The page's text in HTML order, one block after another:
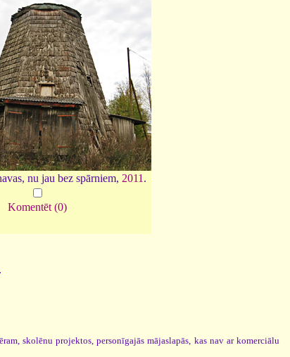
nu jau bez spārniem, 2011 .
Komentēt (0)
skolēnu projektos, personīgajās mājaslapās, kas nav ar komerciālu